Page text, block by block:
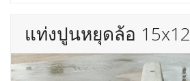
แท่งปูนหยุดล้อ 15x12